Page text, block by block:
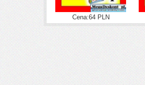
Cena:64 PLN